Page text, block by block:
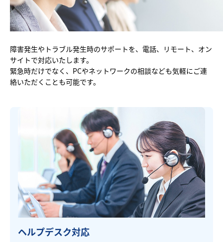
障害発生やトラブル発生時のサポートを、電話、リモート、オン
サイトで対応いたします。
緊急時だけでなく、PCやネットワークの相談なども気軽にご連
絡いただくことも可能です。
ヘルプデスク対応